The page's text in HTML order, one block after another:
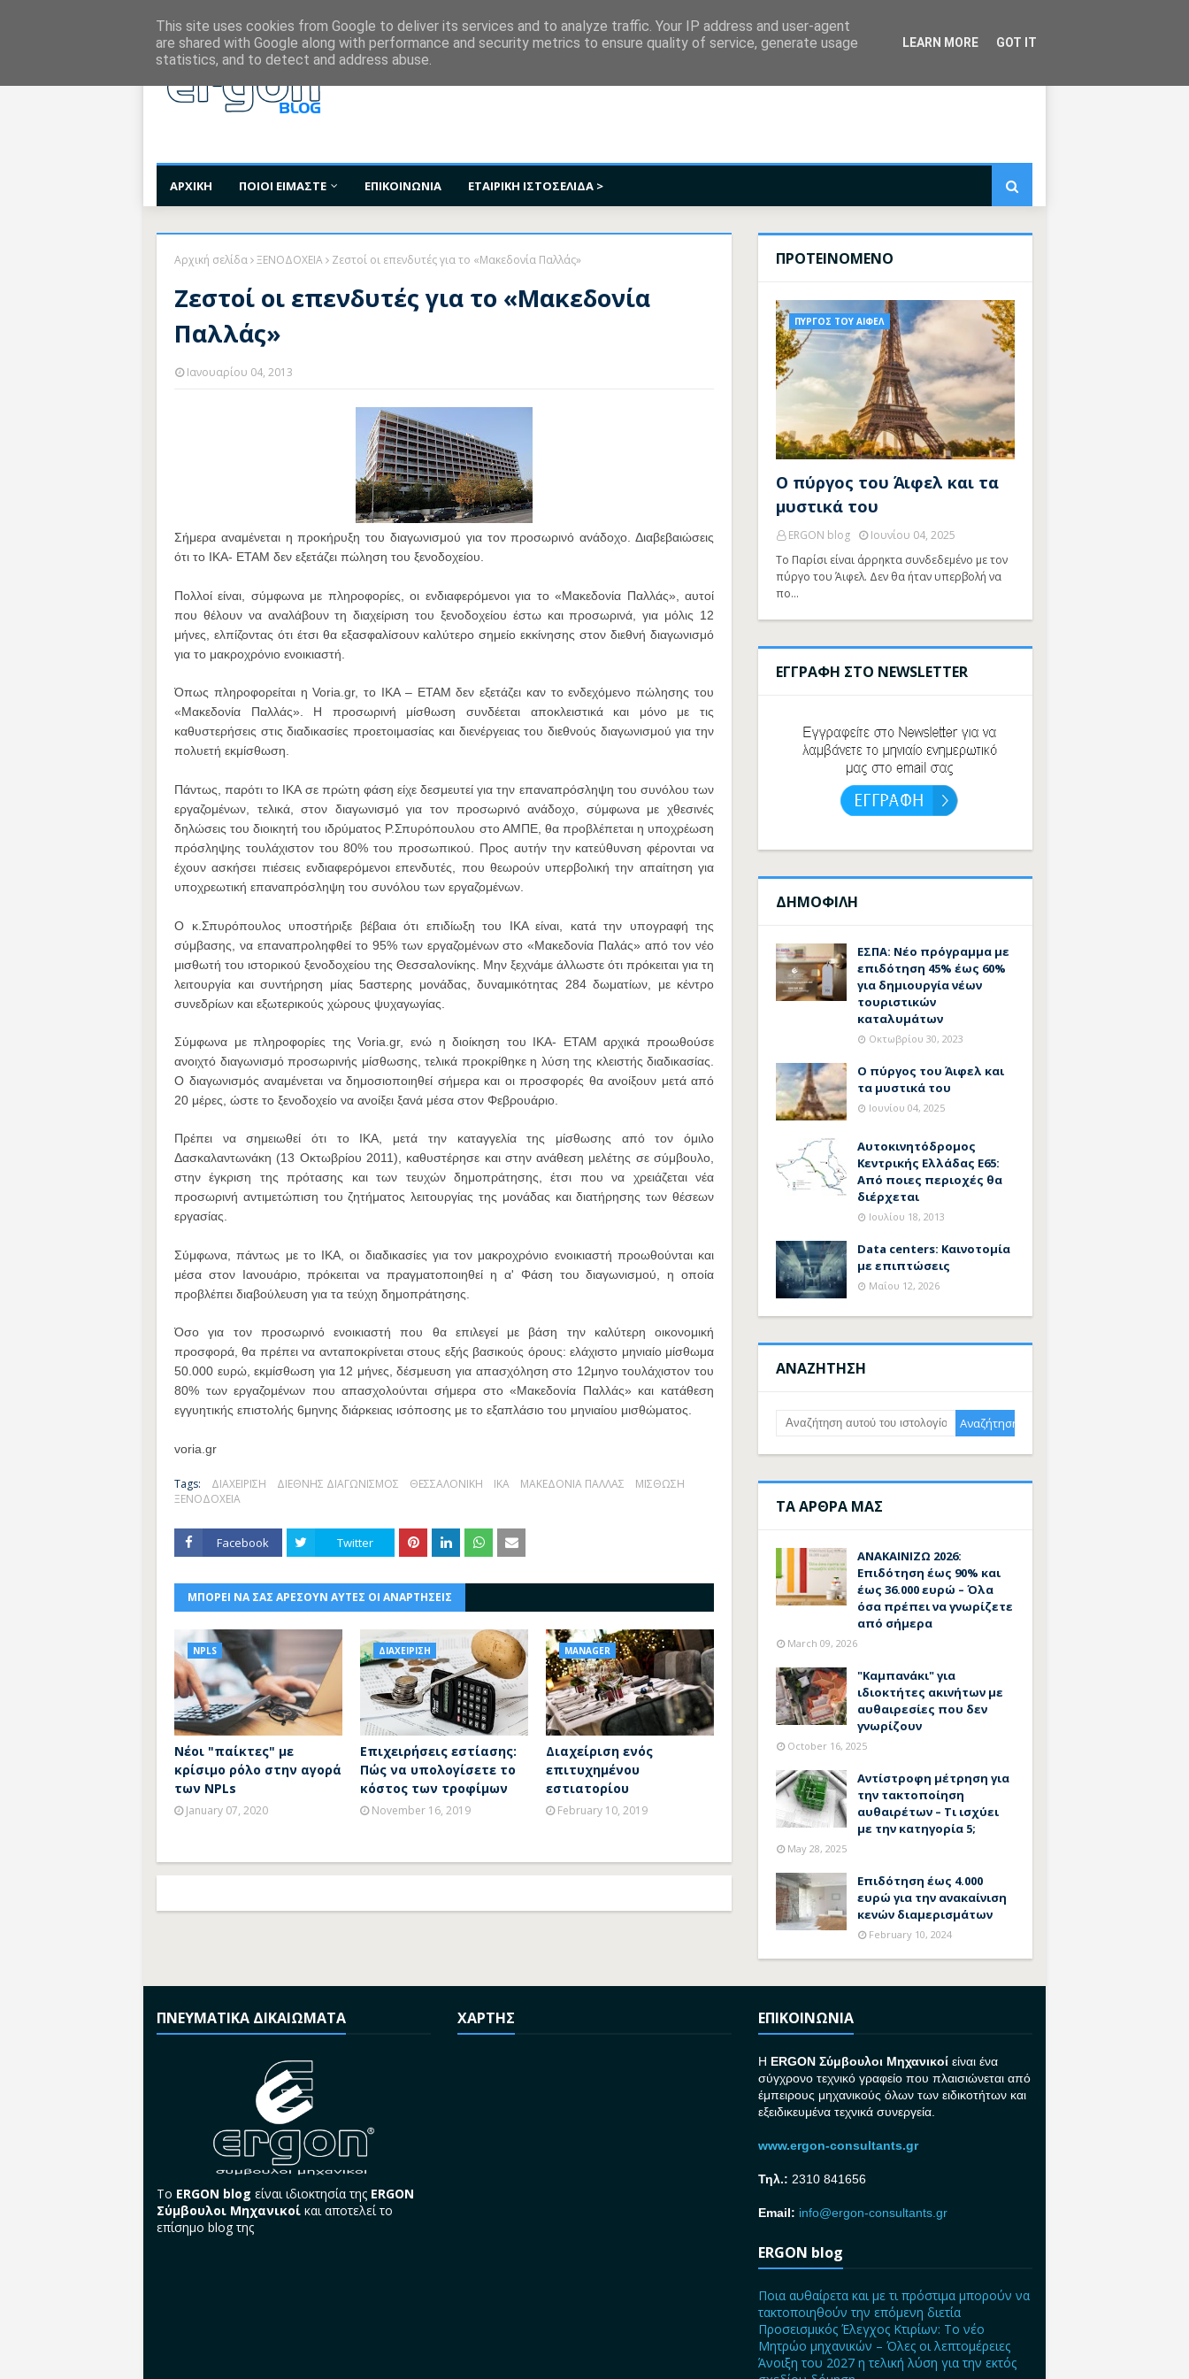
ΑΡΧΙΚΗ ΠΟΙΟΙ ΕΙΜΑΣΤΕ ΕΠΙΚΟΙΝΩΝΙΑ ΕΤΑΙΡΙΚΗ ΙΣΤΟΣΕΛΙΔΑ >
Αρχική σελίδα ΞΕΝΟΔΟΧΕΙΑ Ζεστοί οι επενδυτές για το «Μακεδονία Παλλάς»
Ζεστοί οι επενδυτές για το «Μακεδονία
Παλλάς»
Ιανουαρίου 04, 2013
Σήμερα αναμένεται η προκήρυξη του διαγωνισμού για τον προσωρινό ανάδοχο. Διαβεβαιώσεις
ότι το ΙΚΑ- ΕΤΑΜ δεν εξετάζει πώληση του ξενοδοχείου.
Πολλοί είναι, σύμφωνα με πληροφορίες, οι ενδιαφερόμενοι για το «Μακεδονία Παλλάς», αυτοί
που θέλουν να αναλάβουν τη διαχείριση του ξενοδοχείου έστω και προσωρινά, για μόλις 12
μήνες, ελπίζοντας ότι έτσι θα εξασφαλίσουν καλύτερο σημείο εκκίνησης στον διεθνή διαγωνισμό
για το μακροχρόνιο ενοικιαστή.
Όπως πληροφορείται η Voria.gr, το ΙΚΑ – ΕΤΑΜ δεν εξετάζει καν το ενδεχόμενο πώλησης του
«Μακεδονία Παλλάς». Η προσωρινή μίσθωση συνδέεται αποκλειστικά και μόνο με τις
καθυστερήσεις στις διαδικασίες προετοιμασίας και διενέργειας του διεθνούς διαγωνισμού για την
πολυετή εκμίσθωση.
Πάντως, παρότι το ΙΚΑ σε πρώτη φάση είχε δεσμευτεί για την επαναπρόσληψη του συνόλου των
εργαζομένων, τελικά, στον διαγωνισμό για τον προσωρινό ανάδοχο, σύμφωνα με χθεσινές
δηλώσεις του διοικητή του ιδρύματος Ρ.Σπυρόπουλου στο ΑΜΠΕ, θα προβλέπεται η υποχρέωση
πρόσληψης τουλάχιστον του 80% του προσωπικού. Προς αυτήν την κατεύθυνση φέρονται να
έχουν ασκήσει πιέσεις ενδιαφερόμενοι επενδυτές, που θεωρούν υπερβολική την απαίτηση για
υποχρεωτική επαναπρόσληψη του συνόλου των εργαζομένων.
Ο κ.Σπυρόπουλος υποστήριξε βέβαια ότι επιδίωξη του ΙΚΑ είναι, κατά την υπογραφή της
σύμβασης, να επαναπροληφθεί το 95% των εργαζομένων στο «Μακεδονία Παλάς» από τον νέο
μισθωτή του ιστορικού ξενοδοχείου της Θεσσαλονίκης. Μην ξεχνάμε άλλωστε ότι πρόκειται για τη
λειτουργία και συντήρηση μίας 5αστερης μονάδας, δυναμικότητας 284 δωματίων, με κέντρο
συνεδρίων και εξωτερικούς χώρους ψυχαγωγίας.
Σύμφωνα με πληροφορίες της Voria.gr, ενώ η διοίκηση του ΙΚΑ- ΕΤΑΜ αρχικά προωθούσε
ανοιχτό διαγωνισμό προσωρινής μίσθωσης, τελικά προκρίθηκε η λύση της κλειστής διαδικασίας.
Ο διαγωνισμός αναμένεται να δημοσιοποιηθεί σήμερα και οι προσφορές θα ανοίξουν μετά από
20 μέρες, ώστε το ξενοδοχείο να ανοίξει ξανά μέσα στον Φεβρουάριο.
Πρέπει να σημειωθεί ότι το ΙΚΑ, μετά την καταγγελία της μίσθωσης από τον όμιλο
Δασκαλαντωνάκη (13 Οκτωβρίου 2011), καθυστέρησε και στην ανάθεση μελέτης σε σύμβουλο,
στην έγκριση της πρότασης και των τευχών δημοπράτησης, έτσι που να χρειάζεται νέα
προσωρινή αντιμετώπιση του ζητήματος λειτουργίας της μονάδας και διατήρησης των θέσεων
εργασίας.
Σύμφωνα, πάντως με το ΙΚΑ, οι διαδικασίες για τον μακροχρόνιο ενοικιαστή προωθούνται και
μέσα στον Ιανουάριο, πρόκειται να πραγματοποιηθεί η α' Φάση του διαγωνισμού, η οποία
προβλέπει διαβούλευση για τα τεύχη δημοπράτησης.
Όσο για τον προσωρινό ενοικιαστή που θα επιλεγεί με βάση την καλύτερη οικονομική
προσφορά, θα πρέπει να ανταποκρίνεται στους εξής βασικούς όρους: ελάχιστο μηνιαίο μίσθωμα
50.000 ευρώ, εκμίσθωση για 12 μήνες, δέσμευση για απασχόληση στο 12μηνο τουλάχιστον του
80% των εργαζομένων που απασχολούνται σήμερα στο «Μακεδονία Παλλάς» και κατάθεση
εγγυητικής επιστολής 6μηνης διάρκειας ισόποσης με το εξαπλάσιο του μηνιαίου μισθώματος.
voria.gr
Tags: ΔΙΑΧΕΙΡΙΣΗ ΔΙΕΘΝΗΣ ΔΙΑΓΩΝΙΣΜΟΣ ΘΕΣΣΑΛΟΝΙΚΗ ΙΚΑ ΜΑΚΕΔΟΝΙΑ ΠΑΛΛΑΣ
ΜΙΣΘΩΣΗ
ΞΕΝΟΔΟΧΕΙΑ
Facebook Twitter
ΜΠΟΡΕΙ ΝΑ ΣΑΣ ΑΡΕΣΟΥΝ ΑΥΤΕΣ ΟΙ ΑΝΑΡΤΗΣΕΙΣ
NPLS
Νέοι "παίκτες" με
κρίσιμο ρόλο στην αγορά
των NPLs
January 07, 2020
ΔΙΑΧΕΙΡΙΣΗ
Επιχειρήσεις εστίασης:
Πώς να υπολογίσετε το
κόστος των τροφίμων
November 16, 2019
MANAGER
Διαχείριση ενός
επιτυχημένου
εστιατορίου
February 10, 2019
ΠΡΟΤΕΙΝΟΜΕΝΟ
ΠΥΡΓΟΣ ΤΟΥ ΑΙΦΕΛ
Ο πύργος του Άιφελ και τα
μυστικά του
ERGON blog
Ιουνίου 04, 2025
Το Παρίσι είναι άρρηκτα συνδεδεμένο με τον
πύργο του Άιφελ. Δεν θα ήταν υπερβολή να
πο…
ΕΓΓΡΑΦΗ ΣΤΟ NEWSLETTER
ΔΗΜΟΦΙΛΗ
ΕΣΠΑ: Νέο πρόγραμμα με
επιδότηση 45% έως 60%
για δημιουργία νέων
τουριστικών
καταλυμάτων
Οκτωβρίου 30, 2023
Ο πύργος του Άιφελ και
τα μυστικά του
Ιουνίου 04, 2025
Αυτοκινητόδρομος
Κεντρικής Ελλάδας Ε65:
Από ποιες περιοχές θα
διέρχεται
Ιουλίου 18, 2013
Data centers: Καινοτομία
με επιπτώσεις
Μαΐου 12, 2026
ΑΝΑΖΗΤΗΣΗ
ΤΑ ΑΡΘΡΑ ΜΑΣ
ΑΝΑΚΑΙΝΙΖΩ 2026:
Επιδότηση έως 90% και
έως 36.000 ευρώ – Όλα
όσα πρέπει να γνωρίζετε
από σήμερα
March 09, 2026
"Καμπανάκι" για
ιδιοκτήτες ακινήτων με
αυθαιρεσίες που δεν
γνωρίζουν
October 16, 2025
Αντίστροφη μέτρηση για
την τακτοποίηση
αυθαιρέτων – Τι ισχύει
με την κατηγορία 5;
May 28, 2025
Επιδότηση έως 4.000
ευρώ για την ανακαίνιση
κενών διαμερισμάτων
February 10, 2024
ΠΝΕΥΜΑΤΙΚΑ ΔΙΚΑΙΩΜΑΤΑ
Το ERGON blog είναι ιδιοκτησία της ERGON
Σύμβουλοι Μηχανικοί και αποτελεί το
επίσημο blog της
ΧΑΡΤΗΣ ΕΠΙΚΟΙΝΩΝΙΑ
H ERGON Σύμβουλοι Μηχανικοί είναι ένα
σύγχρονο τεχνικό γραφείο που πλαισιώνεται από
έμπειρους μηχανικούς όλων των ειδικοτήτων και
εξειδικευμένα τεχνικά συνεργεία.
www.ergon-consultants.gr
Τηλ.: 2310 841656
Email: info@ergon-consultants.gr
ERGON blog
Ποια αυθαίρετα και με τι πρόστιμα μπορούν να
τακτοποιηθούν την επόμενη διετία
Προσεισμικός Έλεγχος Κτιρίων: Το νέο
Μητρώο μηχανικών – Όλες οι λεπτομέρειες
Άνοιξη του 2027 η τελική λύση για την εκτός
This site uses cookies from Google to deliver its services and to analyze traffic. Your IP address and user-agent
are shared with Google along with performance and security metrics to ensure quality of service, generate usage
statistics, and to detect and address abuse.
LEARN MORE GOT IT